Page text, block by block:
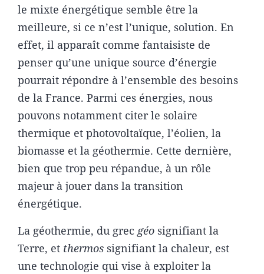
le mixte énergétique semble être la
meilleure, si ce n’est l’unique, solution. En
effet, il apparaît comme fantaisiste de
penser qu’une unique source d’énergie
pourrait répondre à l’ensemble des besoins
de la France. Parmi ces énergies, nous
pouvons notamment citer le solaire
thermique et photovoltaïque, l’éolien, la
biomasse et la géothermie. Cette dernière,
bien que trop peu répandue, à un rôle
majeur à jouer dans la transition
énergétique.
La géothermie, du grec géo signifiant la
Terre, et thermos signifiant la chaleur, est
une technologie qui vise à exploiter la